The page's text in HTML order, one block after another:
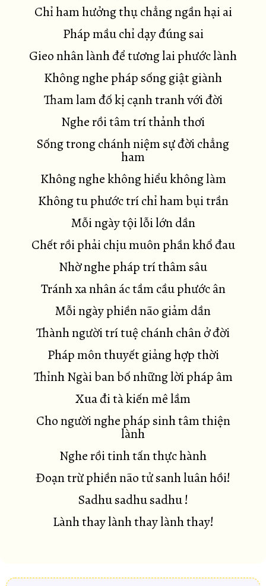
Chỉ ham hưởng thụ chẳng ngần hại ai
Pháp mầu chỉ dạy đúng sai
Gieo nhân lành để tương lai phước lành
Không nghe pháp sống giật giành
Tham lam đố kị cạnh tranh với đời
Nghe rồi tâm trí thảnh thơi
Sống trong chánh niệm sự đời chẳng
ham
Không nghe không hiểu không làm
Không tu phước trí chỉ ham bụi trần
Mỗi ngày tội lỗi lớn dần
Chết rồi phải chịu muôn phần khổ đau
Nhờ nghe pháp trí thâm sâu
Tránh xa nhân ác tầm cầu phước ân
Mỗi ngày phiền não giảm dần
Thành người trí tuệ chánh chân ở đời
Pháp môn thuyết giảng hợp thời
Thỉnh Ngài ban bố những lời pháp âm
Xua đi tà kiến mê lầm
Cho người nghe pháp sinh tâm thiện
lành
Nghe rồi tinh tấn thực hành
Đoạn trừ phiền não tử sanh luân hồi!
Sadhu sadhu sadhu !
Lành thay lành thay lành thay!